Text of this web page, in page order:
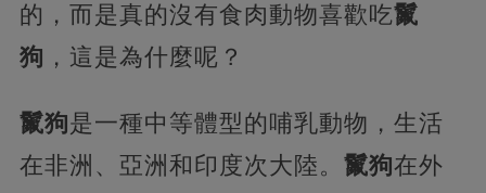
的，而是真的沒有食肉動物喜歡吃鬣
狗 ，這是為什麼呢？
鬣狗是一種中等體型的哺乳動物，生活
在非洲、亞洲和印度次大陸。 鬣狗在外